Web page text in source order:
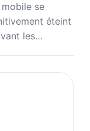
se
éteint
les…